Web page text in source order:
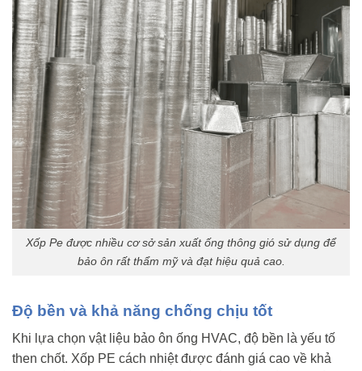
Xốp Pe được nhiều cơ sở sản xuất ống thông gió sử dụng để
bảo ôn rất thẩm mỹ và đạt hiệu quả cao.
Độ bền và khả năng chống chịu tốt
Khi lựa chọn vật liệu bảo ôn ống HVAC, độ bền là yếu tố
then chốt. Xốp PE cách nhiệt được đánh giá cao về khả